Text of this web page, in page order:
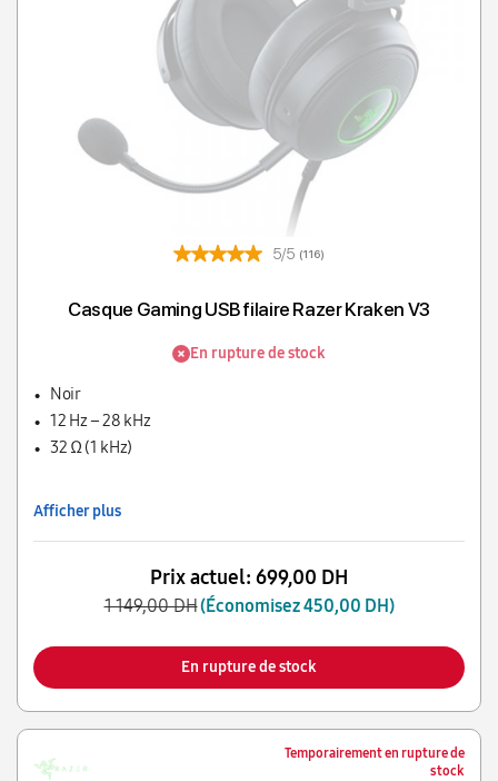
5/5 (116)
Casque Gaming USB filaire Razer Kraken V3
En rupture de stock
Noir
12 Hz – 28 kHz
32 Ω (1 kHz)
Afficher plus
Prix actuel: 699,00 DH
1 149,00 DH(Économisez 450,00 DH)
En rupture de stock
Temporairement en rupture de
stock